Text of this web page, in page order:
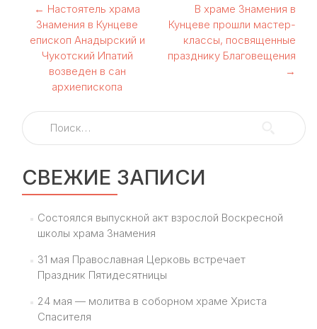
Навигация
по
записям
← Настоятель храма
Знамения в Кунцеве
епископ Анадырский и
Чукотский Ипатий
возведен в сан
архиепископа
В храме Знамения в
Кунцеве прошли мастер-
классы, посвященные
празднику Благовещения
→
Найти:
СВЕЖИЕ ЗАПИСИ
Состоялся выпускной акт взрослой Воскресной
школы храма Знамения
31 мая Православная Церковь встречает
Праздник Пятидесятницы
24 мая — молитва в соборном храме Христа
Спасителя